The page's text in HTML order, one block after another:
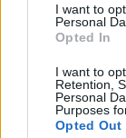
I want to
Personal
Opted In
I want to
Retention,
Personal
Purposes
Opted Out
καρδιάς σας,